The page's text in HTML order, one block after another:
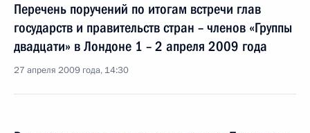
Перечень поручений по итогам встречи глав
государств и правительств стран – членов «Группы
двадцати» в Лондоне 1 – 2 апреля 2009 года
27 апреля 2009 года, 14:30